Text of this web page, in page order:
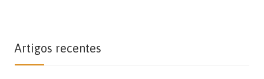
Artigos recentes